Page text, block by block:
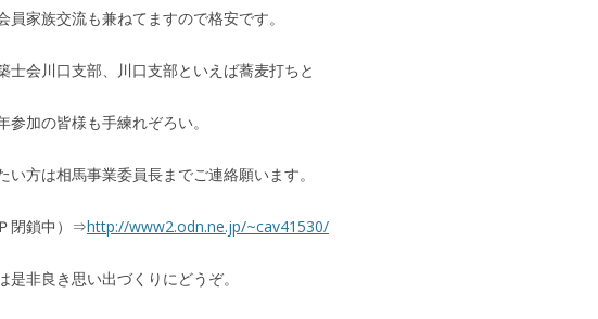
員家族交流も兼ねてますので格安です。
士会川口支部、川口支部といえば蕎麦打ちと
加の皆様も手練れぞろい。
い方は相馬事業委員長までご連絡願います。
閉鎖中）⇒http://www2.odn.ne.jp/~cav41530/
非良き思い出づくりにどうぞ。